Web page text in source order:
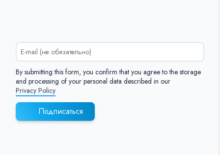
By submitting this form, you confirm that you agree to the storage
and processing of your personal data described in our
Privacy Policy
Подписаться